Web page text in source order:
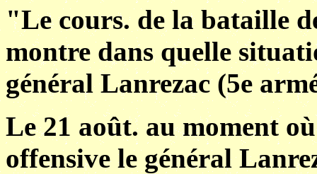
"Le cours. de la bataille
montre dans quelle
général Lanrezac (5e
Le 21 août. au moment
offensive le général